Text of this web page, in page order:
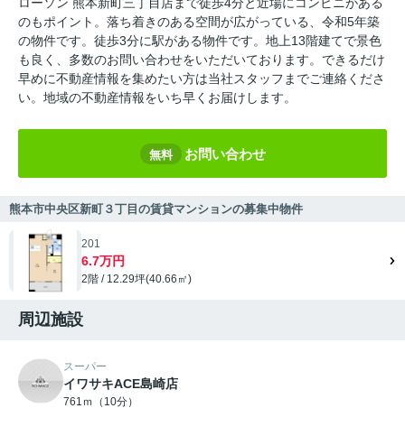
のもポイント。落ち着きのある空間が広がっている、令和5年築
の物件です。徒歩3分に駅がある物件です。地上13階建てで景色
も良く、多数のお問い合わせをいただいております。できるだけ
早めに不動産情報を集めたい方は当社スタッフまでご連絡くださ
い。地域の不動産情報をいち早くお届けします。
無料 お問い合わせ
熊本市中央区新町３丁目の賃貸マンションの募集中物件
201
6.7万円
2階 / 12.29坪(40.66㎡)
周辺施設
スーパー
イワサキACE島崎店
761ｍ（10分）